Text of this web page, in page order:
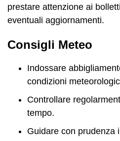
prestare attenzione ai
eventuali aggiornamenti.
Consigli Meteo
Indossare
condizioni
Controllare
tempo.
Guidare con prudenza